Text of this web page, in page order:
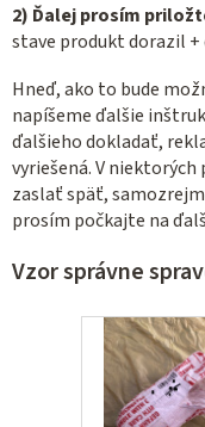
2) Ďalej prosím
stave produkt dorazil
Hneď, ako to bude
napíšeme ďalšie
ďalšieho dokladať,
vyriešená. V
zaslať späť,
prosím počkajte na
Vzor správne